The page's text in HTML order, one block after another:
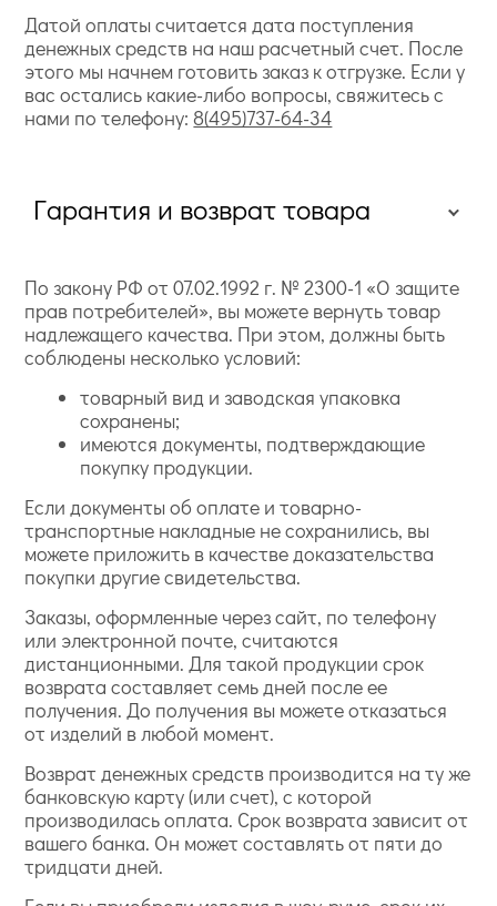
Датой оплаты считается дата поступления
денежных средств на наш расчетный счет. После
этого мы начнем готовить заказ к отгрузке. Если у
вас остались какие-либо вопросы, свяжитесь с
нами по телефону: 8(495)737-64-34
Гарантия и возврат товара
По закону РФ от 07.02.1992 г. № 2300-1 «О защите
прав потребителей», вы можете вернуть товар
надлежащего качества. При этом, должны быть
соблюдены несколько условий:
товарный вид и заводская упаковка
сохранены;
имеются документы, подтверждающие
покупку продукции.
Если документы об оплате и товарно-
транспортные накладные не сохранились, вы
можете приложить в качестве доказательства
покупки другие свидетельства.
Заказы, оформленные через сайт, по телефону
или электронной почте, считаются
дистанционными. Для такой продукции срок
возврата составляет семь дней после ее
получения. До получения вы можете отказаться
от изделий в любой момент.
Возврат денежных средств производится на ту же
банковскую карту (или счет), с которой
производилась оплата. Срок возврата зависит от
вашего банка. Он может составлять от пяти до
тридцати дней.